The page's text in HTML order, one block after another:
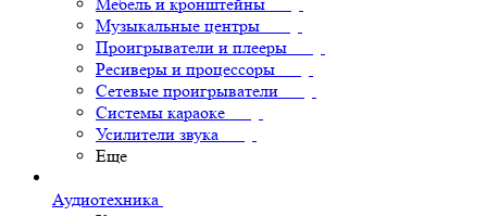
Мебель и кронштейны
Музыкальные центры
Проигрыватели и плееры
Ресиверы и процессоры
Сетевые проигрыватели
Системы караоке
Усилители звука
Еще
Аудиотехника